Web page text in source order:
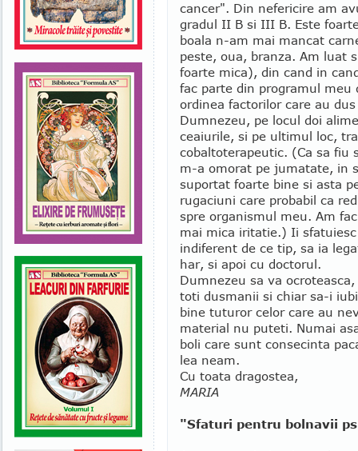
cancer". Din nefericire am
gradul II B si III B. Este
boala n-am mai mancat
peste, oua, branza. Am luat
foarte mica), din cand in
fac parte din programul meu
ordinea factorilor care au
Dumnezeu, pe locul doi
ceaiurile, si pe ultimul loc,
cobaltoterapeutic. (Ca sa fiu
m-a omorat pe jumatate, in
suportat foarte bine si asta
rugaciuni care probabil ca
spre organismul meu. Am
mai mica iritatie.) Ii
indiferent de ce tip, sa ia
har, si apoi cu doctorul.
Dumnezeu sa va
toti dusmanii si chiar sa-i
bine tuturor celor care au
material nu puteti. Numai
boli care sunt consecinta
lea neam.
Cu toata dragostea,
MARIA
"Sfaturi pentru bolnavii